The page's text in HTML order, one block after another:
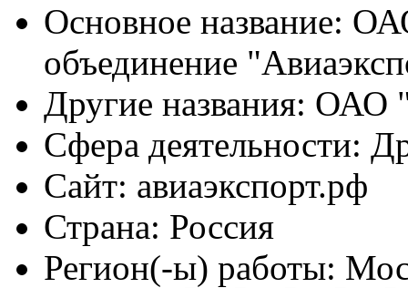
Основное название:
объединение
Другие названия: ОАО
Сфера деятельности:
Сайт: авиаэкспорт.рф
Страна: Россия
Регион(-ы) работы: